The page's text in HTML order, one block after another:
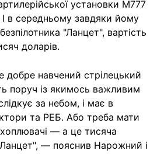
установки М777
в середньому завдяки йому
"Ланцет", вартість
доларів.
навчений стрілецький
поруч із якимось важливим
за небом, і має в
та РЕБ. Або треба мати
— а це тисяча
— пояснив Нарожний і